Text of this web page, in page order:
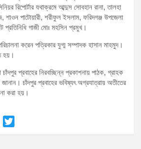
রিপোর্টার যথাক্রমে আব্দুস সোবহান রানা, তালহা
শাওন পাটোয়ারী, শরীফুল ইসলাম, ফরিদগঞ্জ উপজেলা
প্রতিনিধি গাজী মোঃ মহসিন প্রমুখ।
করেন পত্রিকার যুগ্ম সম্পাদক হাসান মাহমুদ।
হয়।
চাঁদপুর প্রবাহের নিরবচ্ছিন্ন প্রকাশনায় পাঠক, গ্রাহক
জানান। চাঁদপুর প্রবাহের ভবিষ্যৎ অগ্রযাত্রায় অতীতের
করা হয়।
T